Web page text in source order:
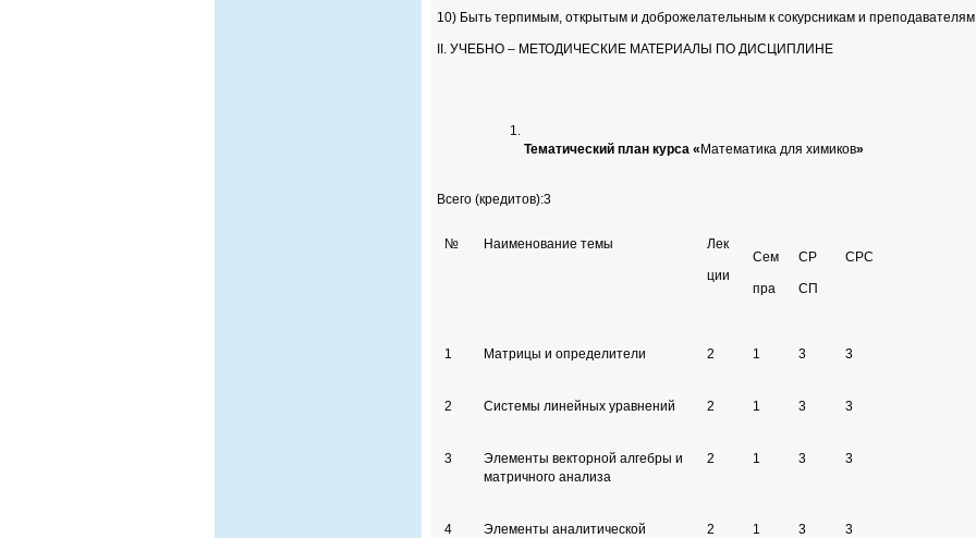
10) Быть терпимым, открытым и доброжелательным к сокурсникам и
II. УЧЕБНО – МЕТОДИЧЕСКИЕ МАТЕРИАЛЫ ПО ДИСЦИПЛИНЕ
Тематический план курса « Математика для химиков»
Всего (кредитов):3
№ Наименование темы Лек
ции
Сем
пра
СР
СП
СРС
1 Матрицы и определители 2 1 3 3
2 Системы линейных уравнений 2 1 3 3
3
Элементы векторной алгебры и
матричного анализа
2 1 3 3
4
Элементы аналитической
2 1 3 3